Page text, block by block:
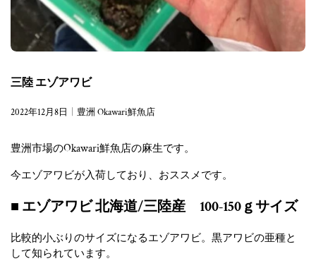
三陸 エゾアワビ
2022年12月8日 豊洲 Okawari鮮魚店
豊洲市場のOkawari鮮魚店の麻生です。
今エゾアワビが入荷しており、おススメです。
■ エゾアワビ 北海道/三陸産 100-150ｇサイズ
比較的小ぶりのサイズになるエゾアワビ。黒アワビの亜種と
して知られています。